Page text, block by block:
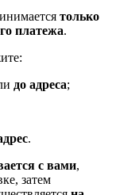
только
платежа.
до адреса;
.
с вами,
затем